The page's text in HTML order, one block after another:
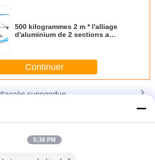
500 kilogrammes 2 m * l'alliage
d'aluminium de 2 sections a
Continuer
suspendue
5:36 PM